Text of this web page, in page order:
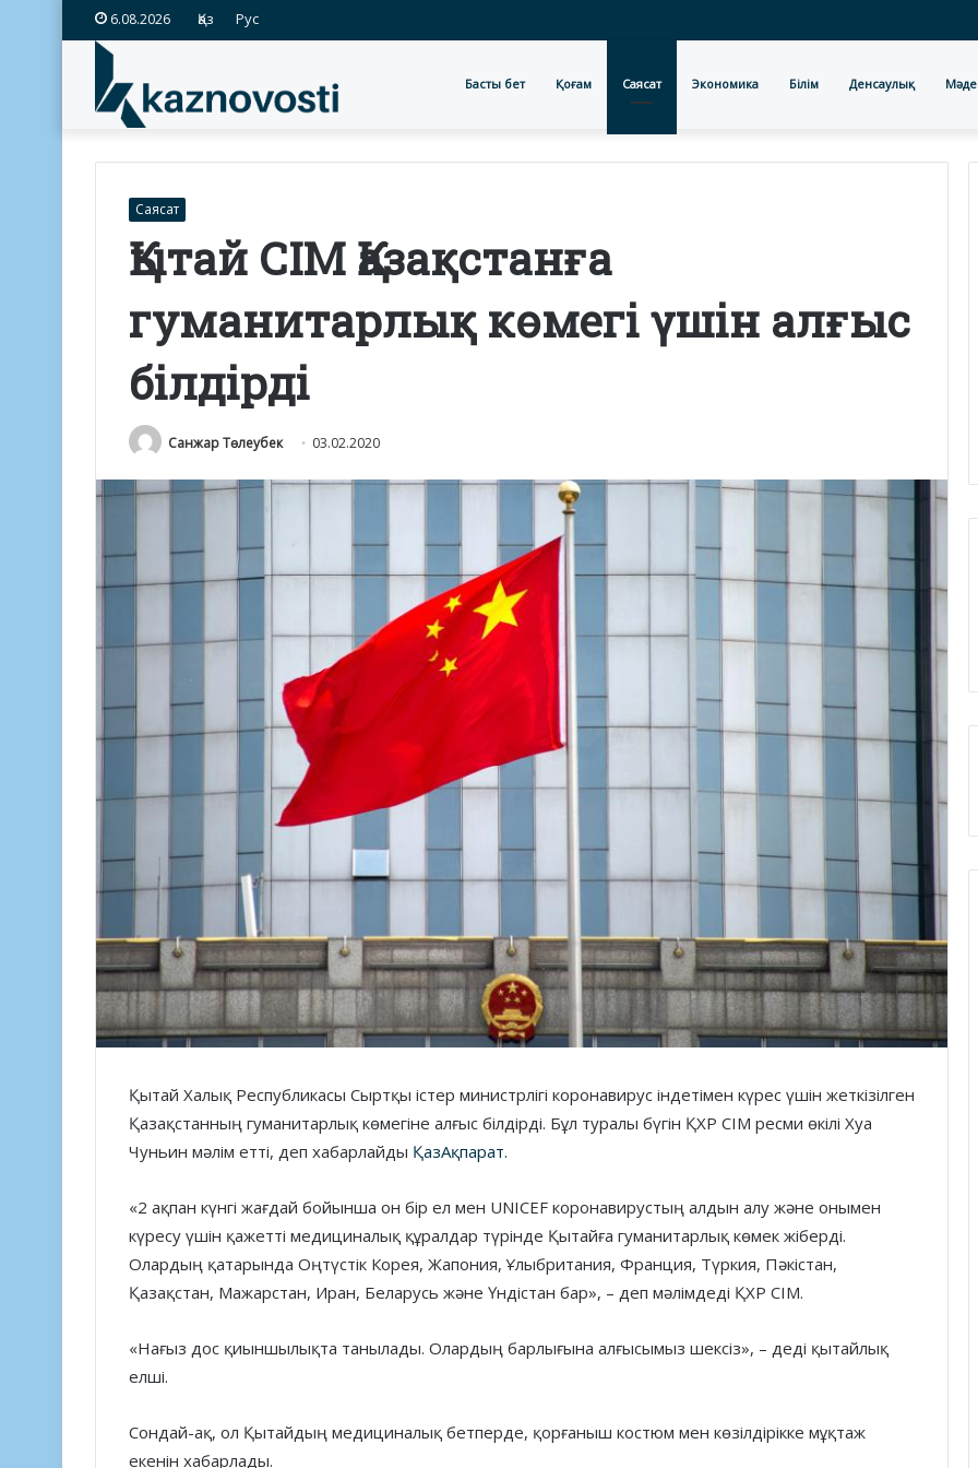
6.08.2026 Қаз Рус
Басты бет Қоғам Саясат Экономика Білім Денсаулық
Саясат
Қытай СІМ Қазақстанға
гуманитарлық көмегі үшін алғыс
білдірді
Санжар Төлеубек 03.02.2020
Қытай Халық Республикасы Сыртқы істер министрлігі коронавирус індетімен күрес үшін жеткізілген
Қазақстанның гуманитарлық көмегіне алғыс білдірді. Бұл туралы бүгін ҚХР СІМ ресми өкілі Хуа
Чуньин мәлім етті, деп хабарлайды ҚазАқпарат.
«2 ақпан күнгі жағдай бойынша он бір ел мен UNICEF коронавирустың алдын алу және онымен
күресу үшін қажетті медициналық құралдар түрінде Қытайға гуманитарлық көмек жіберді.
Олардың қатарында Оңтүстік Корея, Жапония, Ұлыбритания, Франция, Түркия, Пәкістан,
Қазақстан, Мажарстан, Иран, Беларусь және Үндістан бар», – деп мәлімдеді ҚХР СІМ.
«Нағыз дос қиыншылықта танылады. Олардың барлығына алғысымыз шексіз», – деді қытайлық
елші.
Сондай-ақ, ол Қытайдың медициналық бетперде, қорғаныш костюм мен көзілдірікке мұқтаж
екенін хабарлады.